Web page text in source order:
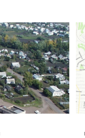
п.Заря